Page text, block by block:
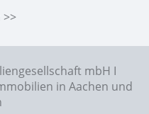
mbH I
in Aachen und